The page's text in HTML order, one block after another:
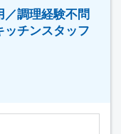
／調理経験不問
チンスタッフ